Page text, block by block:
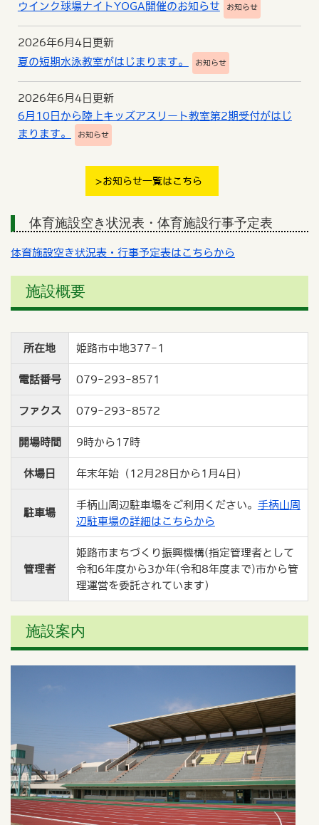
ウインク球場ナイトYOGA開催のお知らせ
お知らせ
2026年6月4日更新
夏の短期水泳教室がはじまります。
お知らせ
2026年6月4日更新
6月10日から陸上キッズアスリート教室第2期受付がはじ
まります。
お知らせ
お知らせ一覧はこちら
体育施設空き状況表・体育施設行事予定表
体育施設空き状況表・行事予定表はこちらから
施設概要
所在地 姫路市中地377-1
電話番号 079-293-8571
ファクス 079-293-8572
開場時間 9時から17時
休場日 年末年始（12月28日から1月4日）
駐車場
手柄山周辺駐車場をご利用ください。 手柄山周
辺駐車場の詳細はこちらから
管理者
姫路市まちづくり振興機構(指定管理者として
令和6年度から3か年(令和8年度まで)市から管
理運営を委託されています）
施設案内